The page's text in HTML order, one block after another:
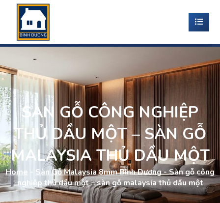
SÀN GỖ CÔNG NGHIỆP
THỦ DẦU MỘT – SÀN GỖ
MALAYSIA THỦ DẦU MỘT
Home - Sàn Gỗ Malaysia 8mm Bình Dương-Sàn gỗ công
nghiệp thủ dầu một – sàn gỗ malaysia thủ dầu một